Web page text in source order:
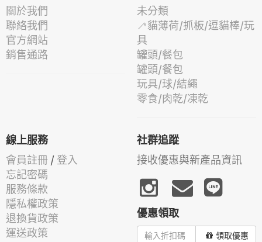
關於我們
聯絡我們
官方網站
銷售通路
未分類
🦯貓薄荷/抓板/逗貓棒/玩
具
罐頭/餐包
罐頭/餐包
玩具/球/結繩
零食/肉乾/凍乾
線上服務
會員註冊 / 登入
忘記密碼
服務條款
隱私權政策
退換貨政策
運送政策
社群追蹤
接收優惠與新產品資訊
優惠領取
領取優惠